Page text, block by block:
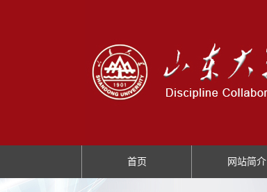
首页 网站简介